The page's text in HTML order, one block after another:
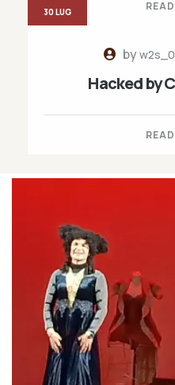
by
Hacked by
30 LUG